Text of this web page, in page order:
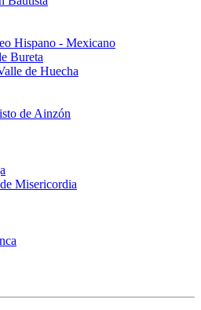
Hispano - Mexicano
Bureta
de Huecha
de Ainzón
Misericordia